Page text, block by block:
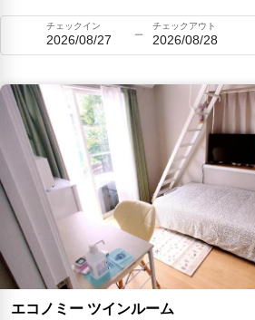
チェックイン
2026/08/27
チェックアウト
2026/08/28
エコノミー ツインルーム